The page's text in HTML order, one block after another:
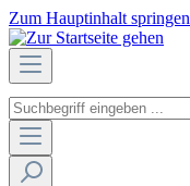
Zum Hauptinhalt springen